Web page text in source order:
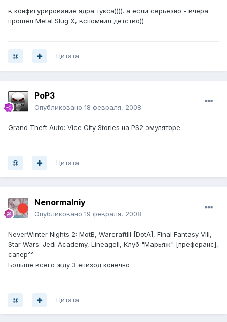
в конфигурирование ядра тукса)))). а если серьезно - вчера
прошел Metal Slug X, вспомнил детство))
Цитата
PoP3
Опубликовано 18 февраля, 2008
Grand Theft Auto: Vice City Stories на PS2 эмуляторе
Цитата
Nenormalniy
Опубликовано 19 февраля, 2008
NeverWinter Nights 2: MotB, WarcraftIII [DotA], Final Fantasy VIII,
Star Wars: Jedi Academy, LineageII, Клуб "Марьяж" [преферанс],
сапер^^
Больше всего жду 3 епизод конечно
Цитата